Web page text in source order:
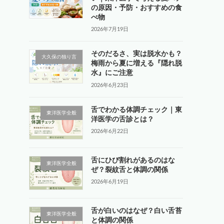
の原因・予防・おすすめの食
べ物
2026年7月19日
大久保の独り言
そのだるさ、実は脱水かも？
梅雨から夏に増える『隠れ脱
水』にご注意
2026年6月23日
東洋医学全般
舌でわかる体調チェック｜東
洋医学の舌診とは？
2026年6月22日
東洋医学全般
舌にひび割れがあるのはな
ぜ？裂紋舌と体調の関係
2026年6月19日
東洋医学全般
舌が白いのはなぜ？白い舌苔
と体調の関係